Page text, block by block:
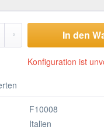
In den
Konfiguration ist
F10008
Italien